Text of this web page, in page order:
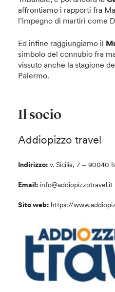
affrontiamo i rapporti fra
l’impegno di martiri come
Ed infine raggiungiamo il
simbolo del connubio fra
vissuto anche la stagione
Palermo.
Il socio
Addiopizzo travel
Indirizzo: v. Sicilia, 7 – 90040
Email: info@addiopizzotravel.it
Sito web: https://